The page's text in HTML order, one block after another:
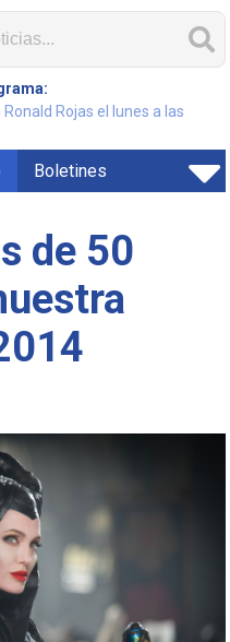
Rojas el lunes a las
Boletines
de 50